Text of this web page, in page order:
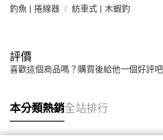
釣魚 | 捲線器 紡車式 | 木蝦釣
評價
喜歡這個商品嗎？購買後給他一個好評吧
本分類熱銷全站排行